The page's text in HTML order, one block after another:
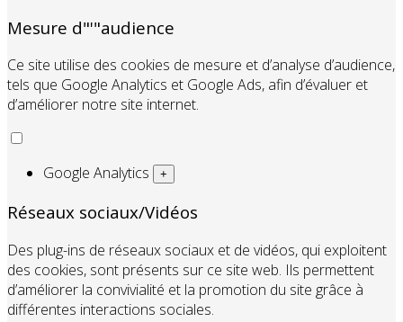
Mesure d"'"audience
Ce site utilise des cookies de mesure et d’analyse d’audience,
tels que Google Analytics et Google Ads, afin d’évaluer et
d’améliorer notre site internet.
Google Analytics +
Réseaux sociaux/Vidéos
Des plug-ins de réseaux sociaux et de vidéos, qui exploitent
des cookies, sont présents sur ce site web. Ils permettent
d’améliorer la convivialité et la promotion du site grâce à
différentes interactions sociales.